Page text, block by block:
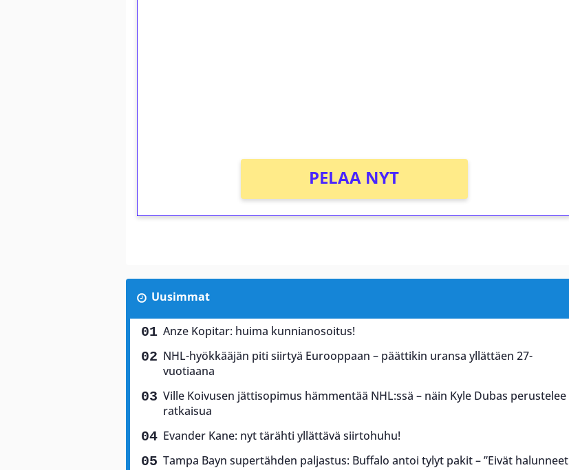
PELAA NYT
Uusimmat
Anze Kopitar: huima kunnianosoitus!
NHL-hyökkääjän piti siirtyä Eurooppaan – päättikin uransa yllättäen 27-
vuotiaana
Ville Koivusen jättisopimus hämmentää NHL:ssä – näin Kyle Dubas perustelee
ratkaisua
Evander Kane: nyt tärähti yllättävä siirtohuhu!
Tampa Bayn supertähden paljastus: Buffalo antoi tylyt pakit – ”Eivät halunneet